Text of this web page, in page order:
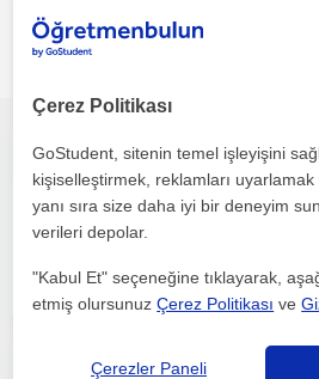
Ankara sehri bölgesinde ilginizi
Uygun fiyatlı yüzyüze satranç
Satranç
Satranç ve Akıl zeka oyunları
Çerez Politikası
GoStudent, sitenin temel işleyişini
kişiselleştirmek, reklamları
yanı sıra size daha iyi bir deneyim
verileri depolar.
"Kabul Et" seçeneğine tıklayarak,
etmiş olursunuzÇerez Politikası ve
Çerezler Paneli